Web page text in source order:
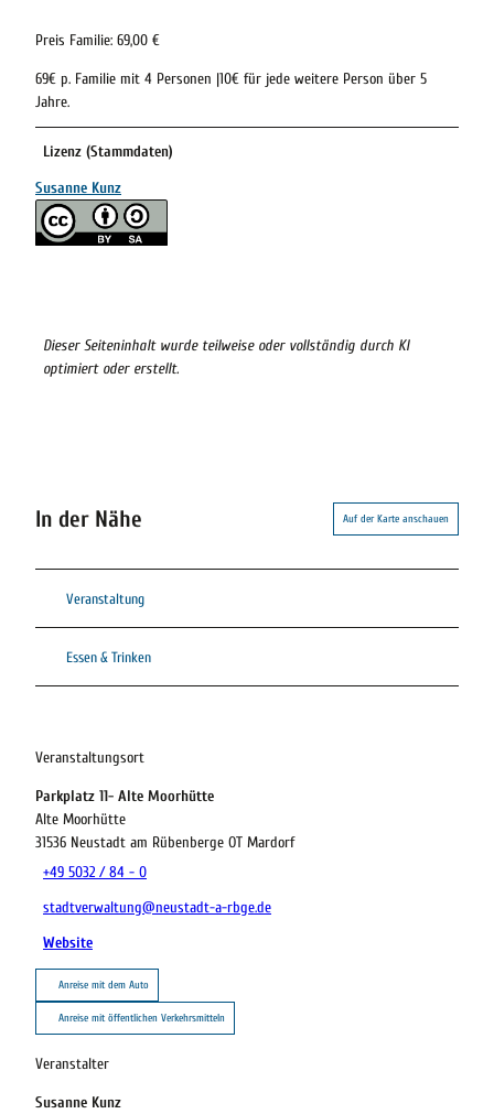
Preis Familie: 69,00 €
69€ p. Familie mit 4 Personen |10€ für jede weitere Person über 5
Jahre.
Lizenz (Stammdaten)
Susanne Kunz
Dieser Seiteninhalt wurde teilweise oder vollständig durch KI
optimiert oder erstellt.
In der Nähe Auf der Karte anschauen
Veranstaltung
Essen & Trinken
Veranstaltungsort
Parkplatz 11- Alte Moorhütte
Alte Moorhütte
31536 Neustadt am Rübenberge OT Mardorf
+49 5032 / 84 - 0
stadtverwaltung@neustadt-a-rbge.de
Website
Anreise mit dem Auto
Anreise mit öffentlichen Verkehrsmitteln
Veranstalter
Susanne Kunz